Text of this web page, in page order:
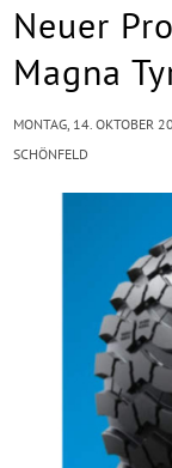
Neuer
Magna
MONTAG, 14. OKTOBER
SCHÖNFELD